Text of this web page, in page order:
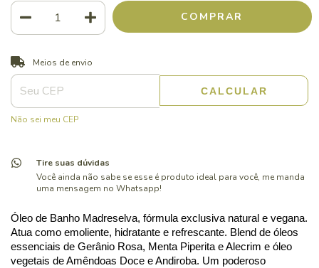
Entregas para o CEP:
Meios de envio
CALCULAR
Não sei meu CEP
Tire suas dúvidas
Você ainda não sabe se esse é produto ideal para você, me manda
uma mensagem no Whatsapp!
Óleo de Banho Madreselva, fórmula exclusiva natural e vegana.
Atua como emoliente, hidratante e refrescante. Blend de óleos
essenciais de Gerânio Rosa, Menta Piperita e Alecrim e óleo
vegetais de Amêndoas Doce e Andiroba. Um poderoso